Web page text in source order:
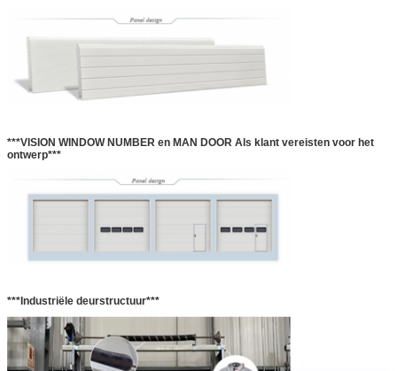
***VISION WINDOW NUMBER en MAN DOOR Als klant vereisten voor het
ontwerp***
***Industriële deurstructuur***